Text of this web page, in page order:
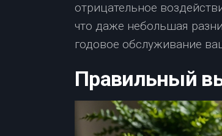
отрицательное
что даже небольшая
годовое обслуживание
Правильный